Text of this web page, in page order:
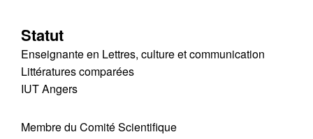
Statut
Enseignante en Lettres, culture et communication
Littératures comparées
IUT Angers
Membre du Comité Scientifique